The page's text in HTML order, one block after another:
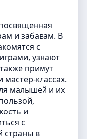
и забавам. В
с
узнают
примут
мастер-классах.
малышей и их
и
с
страны в